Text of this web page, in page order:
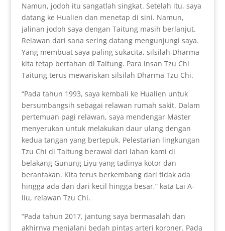
Namun, jodoh itu sangatlah singkat. Setelah itu, saya
datang ke Hualien dan menetap di sini. Namun,
jalinan jodoh saya dengan Taitung masih berlanjut.
Relawan dari sana sering datang mengunjungi saya.
Yang membuat saya paling sukacita, silsilah Dharma
kita tetap bertahan di Taitung. Para insan Tzu Chi
Taitung terus mewariskan silsilah Dharma Tzu Chi.
“Pada tahun 1993, saya kembali ke Hualien untuk
bersumbangsih sebagai relawan rumah sakit. Dalam
pertemuan pagi relawan, saya mendengar Master
menyerukan untuk melakukan daur ulang dengan
kedua tangan yang bertepuk. Pelestarian lingkungan
Tzu Chi di Taitung berawal dari lahan kami di
belakang Gunung Liyu yang tadinya kotor dan
berantakan. Kita terus berkembang dari tidak ada
hingga ada dan dari kecil hingga besar,” kata Lai A-
liu, relawan Tzu Chi.
“Pada tahun 2017, jantung saya bermasalah dan
akhirnya menjalani bedah pintas arteri koroner. Pada